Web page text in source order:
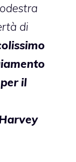
di
il